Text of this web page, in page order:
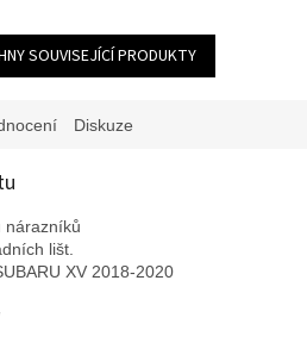
SOUVISEJÍCÍ PRODUKTY
Diskuze
nárazníků
lišt.
XV 2018-2020